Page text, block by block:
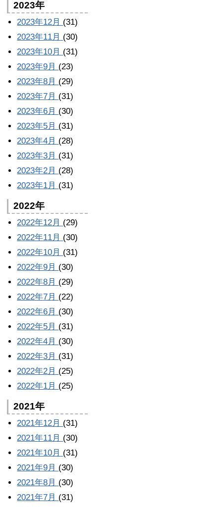
2023年
2023年12月 (31)
2023年11月 (30)
2023年10月 (31)
2023年9月 (23)
2023年8月 (29)
2023年7月 (31)
2023年6月 (30)
2023年5月 (31)
2023年4月 (28)
2023年3月 (31)
2023年2月 (28)
2023年1月 (31)
2022年
2022年12月 (29)
2022年11月 (30)
2022年10月 (31)
2022年9月 (30)
2022年8月 (29)
2022年7月 (22)
2022年6月 (30)
2022年5月 (31)
2022年4月 (30)
2022年3月 (31)
2022年2月 (25)
2022年1月 (25)
2021年
2021年12月 (31)
2021年11月 (30)
2021年10月 (31)
2021年9月 (30)
2021年8月 (30)
2021年7月 (31)